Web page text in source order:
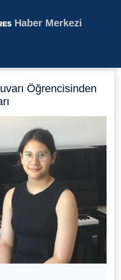
Haber Merkezi
Öğrencisinden